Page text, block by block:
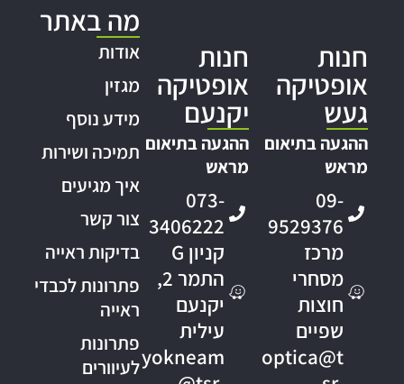
חנות
אופטיקה
געש
ההגעה בתיאום
מראש
09-
9529376
מרכז
מסחרי
חוצות
שפיים
optica@t
חנות
אופטיקה
יקנעם
ההגעה בתיאום
מראש
073-
3406222
קניון G
התמר 2,
יקנעם
עילית
yokneam
מה באתר
אודות
מגזין
מידע נוסף
תמיכה ושירות
איך מגיעים
צור קשר
בדיקות ראייה
פתרונות לכבדי
ראייה
פתרונות
לעיוורים